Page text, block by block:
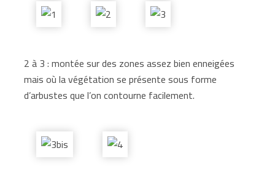
2 à 3 : montée sur des zones assez bien enneigées
mais où la végétation se présente sous forme
d’arbustes que l’on contourne facilement.